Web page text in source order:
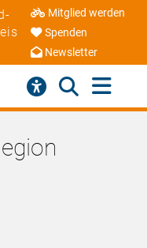
Mitglied werden
Spenden
Newsletter